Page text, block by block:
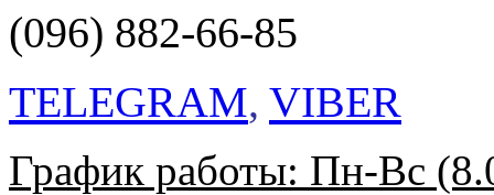
(096) 882-66-85
TELEGRAM, VIBER
График работы: Пн-Вс